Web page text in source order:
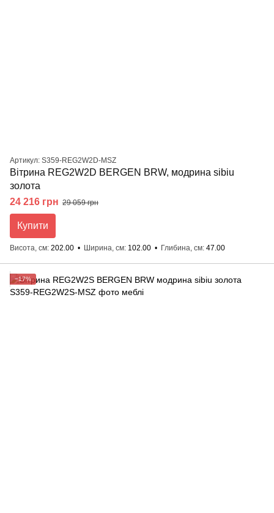
Артикул: S359-REG2W2D-MSZ
Вітрина REG2W2D BERGEN BRW, модрина sibiu
золота
24 216 грн 29 059 грн
Купити
Висота, см 202.00 Ширина, см 102.00 Глибина, см 47.00
−17%